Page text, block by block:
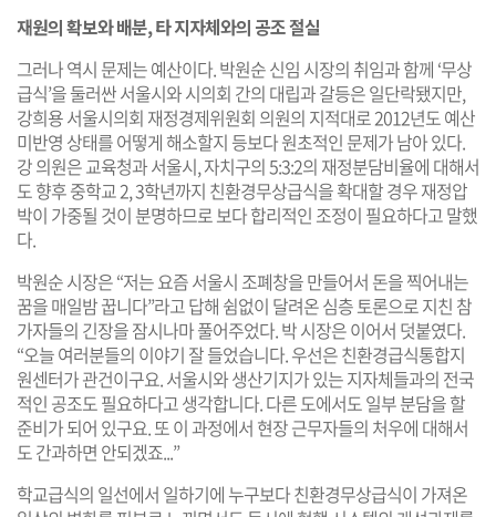
재원의 확보와 배분, 타 지자체와의 공조 절실
그러나 역시 문제는 예산이다. 박원순 신임 시장의 취임과 함께 ‘무상
급식’을 둘러싼 서울시와 시의회 간의 대립과 갈등은 일단락됐지만,
강희용 서울시의회 재정경제위원회 의원의 지적대로 2012년도 예산
미반영 상태를 어떻게 해소할지 등보다 원초적인 문제가 남아 있다.
강 의원은 교육청과 서울시, 자치구의 5:3:2의 재정분담비율에 대해서
도 향후 중학교 2, 3학년까지 친환경무상급식을 확대할 경우 재정압
박이 가중될 것이 분명하므로 보다 합리적인 조정이 필요하다고 말했
다.
박원순 시장은 “저는 요즘 서울시 조폐창을 만들어서 돈을 찍어내는
꿈을 매일밤 꿉니다”라고 답해 쉼없이 달려온 심층 토론으로 지친 참
가자들의 긴장을 잠시나마 풀어주었다. 박 시장은 이어서 덧붙였다.
“오늘 여러분들의 이야기 잘 들었습니다. 우선은 친환경급식통합지
원센터가 관건이구요. 서울시와 생산기지가 있는 지자체들과의 전국
적인 공조도 필요하다고 생각합니다. 다른 도에서도 일부 분담을 할
준비가 되어 있구요. 또 이 과정에서 현장 근무자들의 처우에 대해서
도 간과하면 안되겠죠...”
학교급식의 일선에서 일하기에 누구보다 친환경무상급식이 가져온